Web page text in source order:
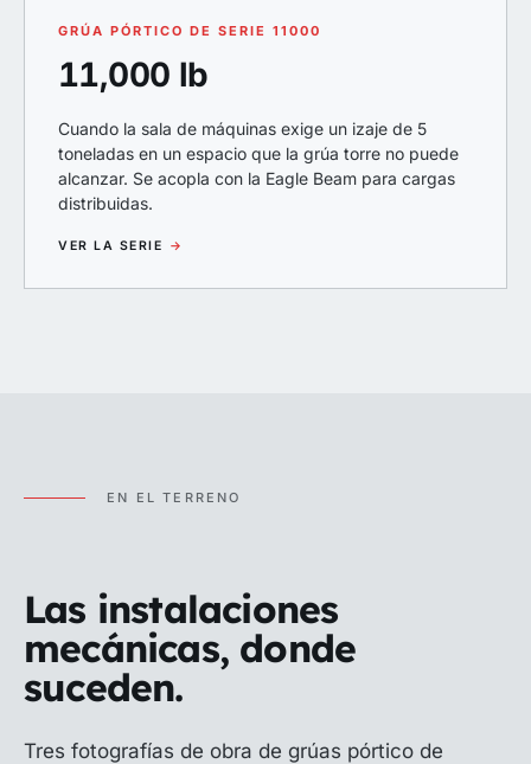
GRÚA PÓRTICO DE SERIE 11000
11,000 lb
Cuando la sala de máquinas exige un izaje de 5
toneladas en un espacio que la grúa torre no puede
alcanzar. Se acopla con la Eagle Beam para cargas
distribuidas.
VER LA SERIE →
EN EL TERRENO
Las instalaciones
mecánicas, donde
suceden.
Tres fotografías de obra de grúas pórtico de